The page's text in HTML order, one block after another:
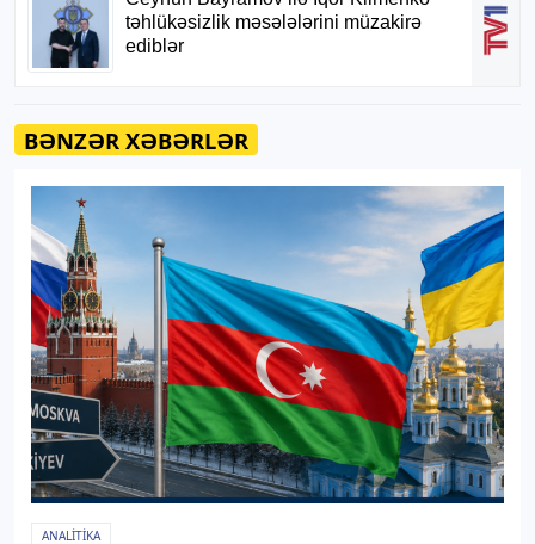
BƏNZƏR XƏBƏRLƏR
ANALITIKA